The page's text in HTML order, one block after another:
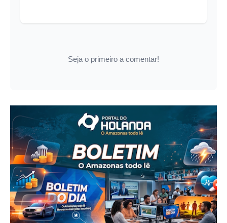
Seja o primeiro a comentar!